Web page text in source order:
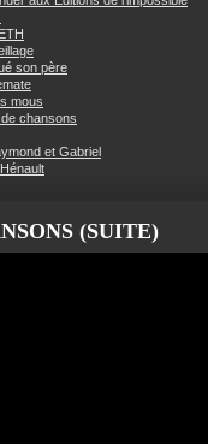
son père
mous
chansons
et Gabriel
(SUITE)